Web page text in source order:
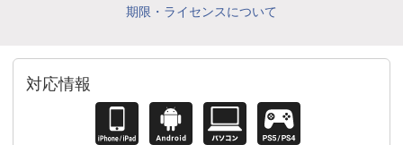
期限・ライセンスについて
対応情報